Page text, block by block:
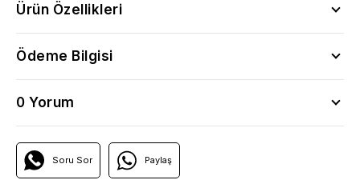
Ürün Özellikleri
Ödeme Bilgisi
0 Yorum
Soru Sor Paylaş